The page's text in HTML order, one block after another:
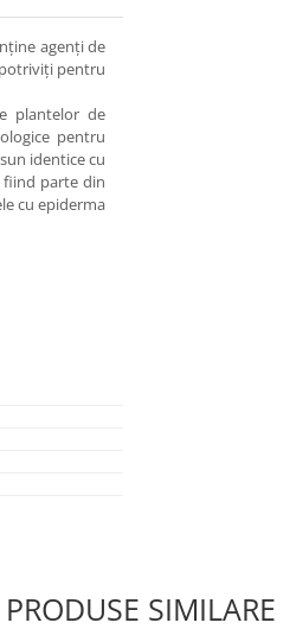
agenți de
pentru
plantelor de
pentru
identice cu
fiind parte din
cu epiderma
PRODUSE SIMILARE